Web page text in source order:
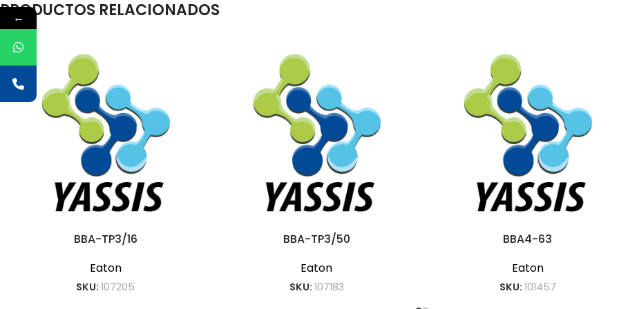
PRODUCTOS RELACIONADOS
BBA-TP3/16
Eaton
SKU:107205
BBA-TP3/50
Eaton
SKU: 107183
BBA4-63
Eaton
SKU: 101457
←